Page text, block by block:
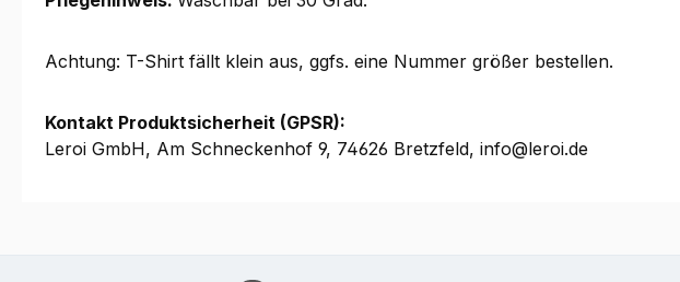
Achtung: T-Shirt fällt klein aus, ggfs. eine Nummer größer bestellen.
Kontakt Produktsicherheit (GPSR):
Leroi GmbH, Am Schneckenhof 9, 74626 Bretzfeld, info@leroi.de